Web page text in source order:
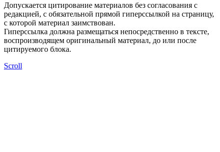
Допускается цитирование материалов без согласования с
редакцией, с обязательной прямой гиперссылкой на страницу,
с которой материал заимствован.
Гиперссылка должна размещаться непосредственно в тексте,
воспроизводящем оригинальный материал, до или после
цитируемого блока.
Scroll